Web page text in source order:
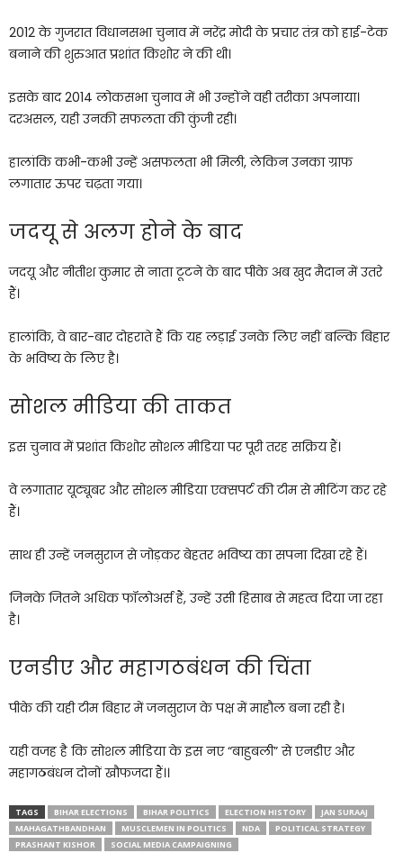
2012 के गुजरात विधानसभा चुनाव में नरेंद्र मोदी के प्रचार तंत्र को हाई-टेक
बनाने की शुरुआत प्रशांत किशोर ने की थी।
इसके बाद 2014 लोकसभा चुनाव में भी उन्होंने वही तरीका अपनाया।
दरअसल, यही उनकी सफलता की कुंजी रही।
हालांकि कभी-कभी उन्हें असफलता भी मिली, लेकिन उनका ग्राफ
लगातार ऊपर चढ़ता गया।
जदयू से अलग होने के बाद
जदयू और नीतीश कुमार से नाता टूटने के बाद पीके अब खुद मैदान में उतरे
हैं।
हालांकि, वे बार-बार दोहराते हैं कि यह लड़ाई उनके लिए नहीं बल्कि बिहार
के भविष्य के लिए है।
सोशल मीडिया की ताकत
इस चुनाव में प्रशांत किशोर सोशल मीडिया पर पूरी तरह सक्रिय हैं।
वे लगातार यूट्यूबर और सोशल मीडिया एक्सपर्ट की टीम से मीटिंग कर रहे
हैं।
साथ ही उन्हें जनसुराज से जोड़कर बेहतर भविष्य का सपना दिखा रहे हैं।
जिनके जितने अधिक फॉलोअर्स हैं, उन्हें उसी हिसाब से महत्व दिया जा रहा
है।
एनडीए और महागठबंधन की चिंता
पीके की यही टीम बिहार में जनसुराज के पक्ष में माहौल बना रही है।
यही वजह है कि सोशल मीडिया के इस नए “बाहुबली” से एनडीए और
महागठबंधन दोनों खौफजदा हैं।।
TAGS BIHAR ELECTIONS BIHAR POLITICS ELECTION HISTORY
JAN SURAAJ
MAHAGATHBANDHAN
MUSCLEMEN IN POLITICS NDA
POLITICAL STRATEGY
PRASHANT KISHOR
SOCIAL MEDIA CAMPAIGNING